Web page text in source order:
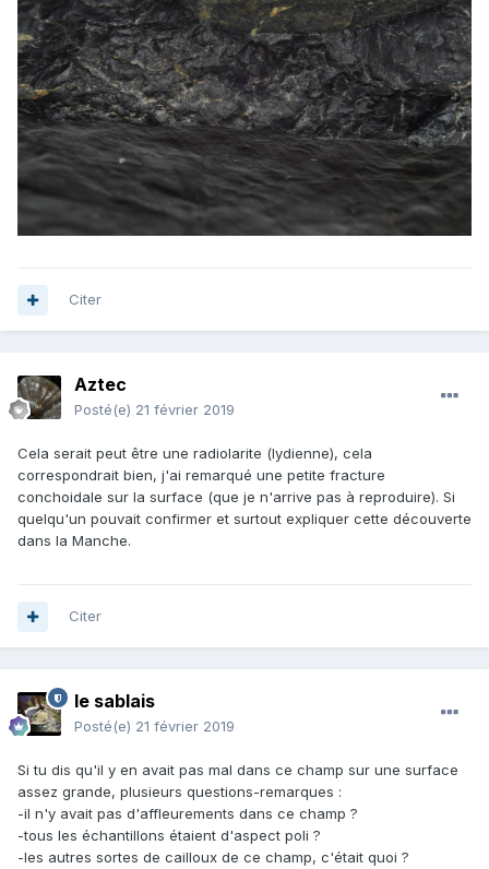
Citer
Aztec
Posté(e) 21 février 2019
Cela serait peut être une radiolarite (lydienne), cela
correspondrait bien, j'ai remarqué une petite fracture
conchoidale sur la surface (que je n'arrive pas à reproduire). Si
quelqu'un pouvait confirmer et surtout expliquer cette découverte
dans la Manche.
Citer
le sablais
Posté(e) 21 février 2019
Si tu dis qu'il y en avait pas mal dans ce champ sur une surface
assez grande, plusieurs questions-remarques :
-il n'y avait pas d'affleurements dans ce champ ?
-tous les échantillons étaient d'aspect poli ?
-les autres sortes de cailloux de ce champ, c'était quoi ?